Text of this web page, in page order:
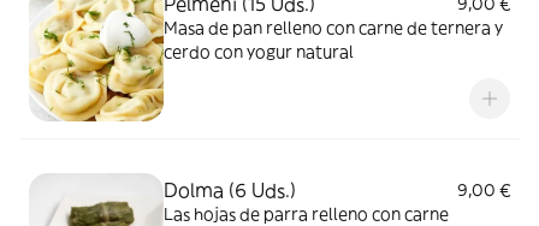
Masa de pan relleno con carne de ternera y
cerdo con yogur natural
Dolma (6 Uds.)
9,00 €
Las hojas de parra relleno con carne